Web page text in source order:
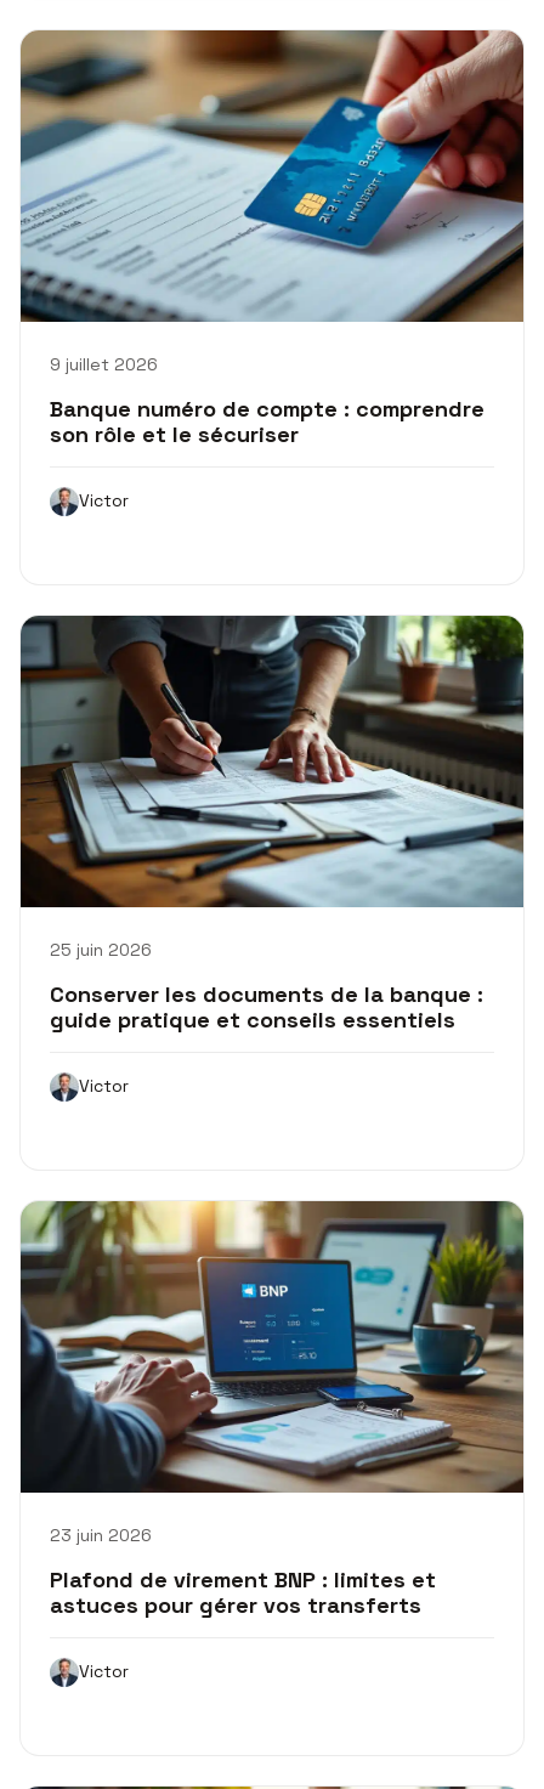
9 juillet 2026
Banque numéro de compte : comprendre
son rôle et le sécuriser
Victor
25 juin 2026
Conserver les documents de la banque :
guide pratique et conseils essentiels
Victor
23 juin 2026
Plafond de virement BNP : limites et
astuces pour gérer vos transferts
Victor